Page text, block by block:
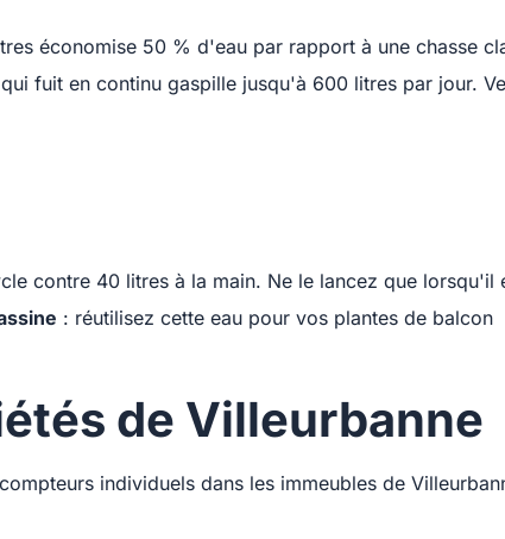
économise 50 % d'eau par rapport à une chasse
fuit en continu gaspille jusqu'à 600 litres par jour.
contre 40 litres à la main. Ne le lancez que lorsqu'il
: réutilisez cette eau pour vos plantes de balcon
de Villeurbanne
individuels dans les immeubles de